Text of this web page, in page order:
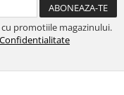
promotiile magazinului.